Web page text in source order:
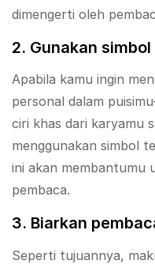
dimengerti oleh
2. Gunakan
Apabila kamu ingin
personal dalam
ciri khas dari karyamu
menggunakan simbol
ini akan membantumu
pembaca.
3. Biarkan
Seperti tujuannya,